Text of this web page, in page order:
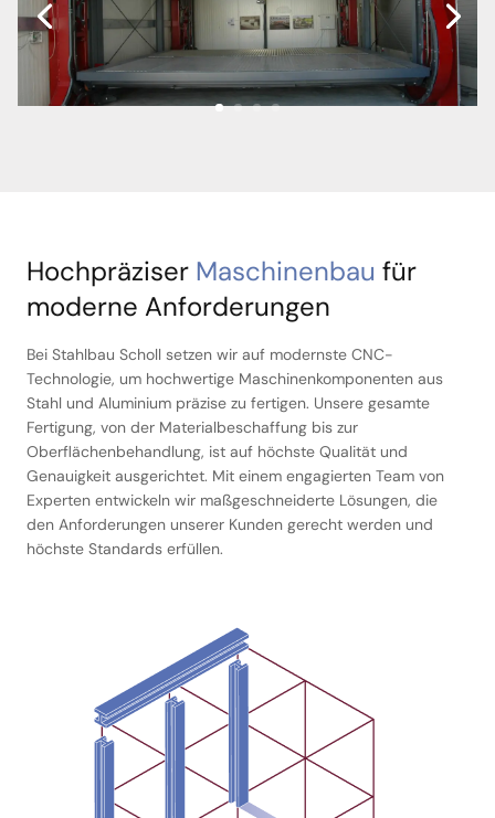
Hochpräziser Maschinenbau für
moderne Anforderungen
Bei Stahlbau Scholl setzen wir auf modernste CNC-
Technologie, um hochwertige Maschinenkomponenten aus
Stahl und Aluminium präzise zu fertigen. Unsere gesamte
Fertigung, von der Materialbeschaffung bis zur
Oberflächenbehandlung, ist auf höchste Qualität und
Genauigkeit ausgerichtet. Mit einem engagierten Team von
Experten entwickeln wir maßgeschneiderte Lösungen, die
den Anforderungen unserer Kunden gerecht werden und
höchste Standards erfüllen.